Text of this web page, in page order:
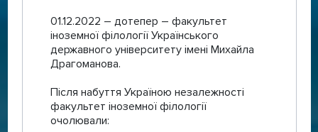
01.12.2022 – дотепер – факультет
іноземної філології Українського
державного університету імені Михайла
Драгоманова.
Після набуття Україною незалежності
факультет іноземної філології
очолювали: